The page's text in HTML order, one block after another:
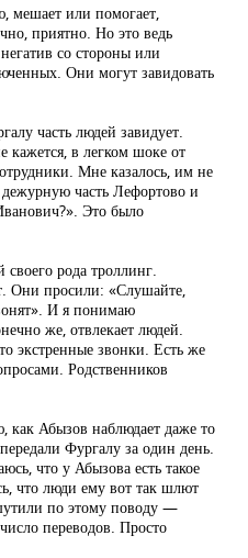
мешает или помогает,
приятно. Но это ведь
со стороны или
Они могут завидовать
часть людей завидует.
кажется, в легком шоке от
Мне казалось, им не
часть Лефортово и
Это было
рода троллинг.
Они просили: «Слушайте,
И я понимаю
же, отвлекает людей.
экстренные звонки. Есть же
Родственников
как Абызов наблюдает даже то
Фургалу за один день.
что у Абызова есть такое
что люди ему вот так шлют
по этому поводу —
переводов. Просто